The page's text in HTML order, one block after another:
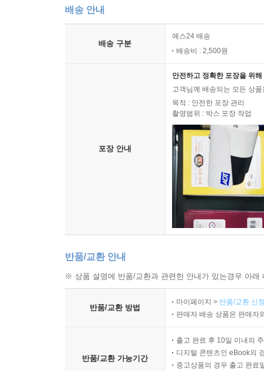
배송 안내
배송 구분
예스24 배송
배송비 : 2,500원
포장 안내
안전하고 정확한 포장을 위
고객님께 배송되는 모든 상
목적 : 안전한 포장 관리
촬영범위 : 박스 포장 작업
반품/교환 안내
※ 상품 설명에 반품/교환과 관련한 안내가 있는경우 아
반품/교환 방법
마이페이지 > 반품/교환 신
판매자 배송 상품은 판매자
반품/교환 가능기간
출고 완료 후 10일 이내의
디지털 콘텐츠인 eBook의
중고상품의 경우 출고 완료